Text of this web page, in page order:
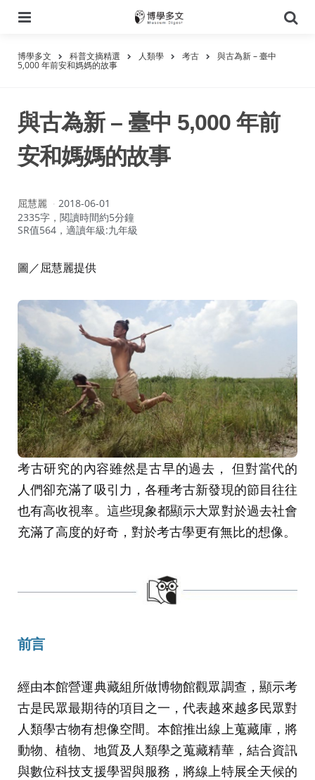
尋
博學多文 科普文摘精選 人類學 考古 與古為新 – 臺中
5,000 年前安和媽媽的故事
與古為新 – 臺中 5,000 年前
安和媽媽的故事
作
者：
屈慧麗
2018-06-01
2335字，閱讀時間約5分鐘
SR值564，適讀年級:九年級
圖／屈慧麗提供
考古研究的內容雖然是古早的過去， 但對當代的
人們卻充滿了吸引力，各種考古新發現的節目往往
也有高收視率。這些現象都顯示大眾對於過去社會
充滿了高度的好奇，對於考古學更有無比的想像。
前言
經由本館營運典藏組所做博物館觀眾調查，顯示考
古是民眾最期待的項目之一，代表越來越多民眾對
人類學古物有想像空間。本館推出線上蒐藏庫，將
動物、植物、地質及人類學之蒐藏精華，結合資訊
與數位科技支援學習與服務，將線上特展全天候的